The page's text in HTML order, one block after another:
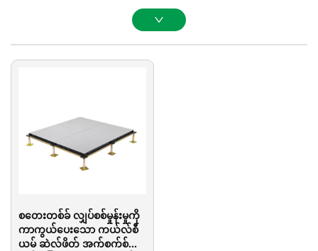
လုံခြုံမှုရှိမှုဂုဏ်သတ္တိများကို ပေးစေပါသည်။ ဤမြင့်တက်နေသော ဝင်ရောက်အသုံးပြု
နိုင်သော ကုန်းမြေအဖ покрытие ဖြေရှင်းနောက်ဆက်တွဲသည် ဒေတာစင်တာများ၊
မှုတို့ကို လိုအပ်သော အခြားသော နည်းပညာဆိုင်ရာ ပတ်ဝန်းကျင်များအတွက်
စတေးတစ်ခ် လျှပ်စစ်မှုန်းမှုကို
ကာကွယ်ပေးသော ကယ်လ်စီ
ယမ် ဆဲလ်ဖိတ် အက်စက်စ်